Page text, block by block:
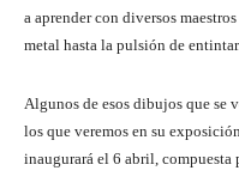
a aprender con diversos
metal hasta la pulsión de entintar.
Algunos de esos dibujos que se
los que veremos en su
inaugurará el 6 abril, compuesta